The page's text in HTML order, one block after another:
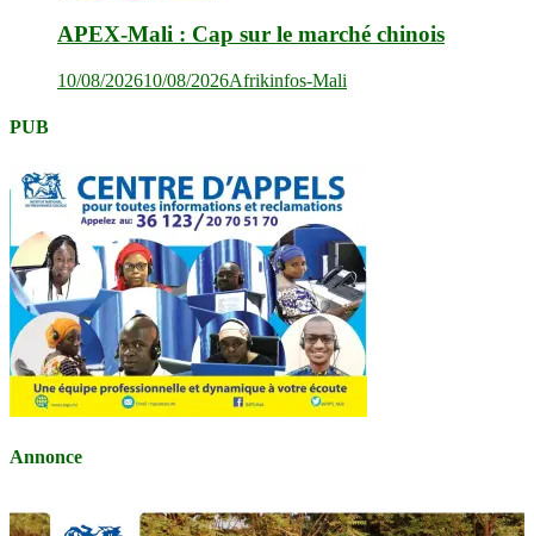
APEX-Mali : Cap sur le marché chinois
10/08/202610/08/2026Afrikinfos-Mali
PUB
Annonce